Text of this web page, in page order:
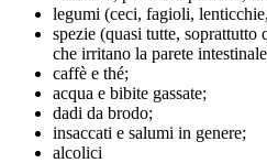
legumi (ceci, fagioli,
spezie (quasi tutte,
che irritano la parete
caffè e thé;
acqua e bibite gassate;
dadi da brodo;
insaccati e salumi in genere;
alcolici